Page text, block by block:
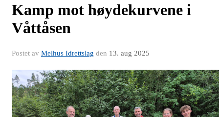
Kamp mot høydekurvene i
Våttåsen
Postet av Melhus Idrettslag den 13. aug 2025